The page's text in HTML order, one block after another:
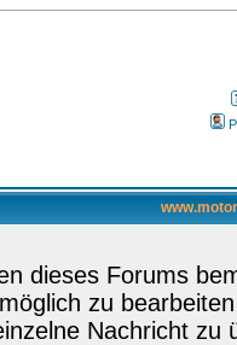
dieses Forums
zu
Nachricht zu